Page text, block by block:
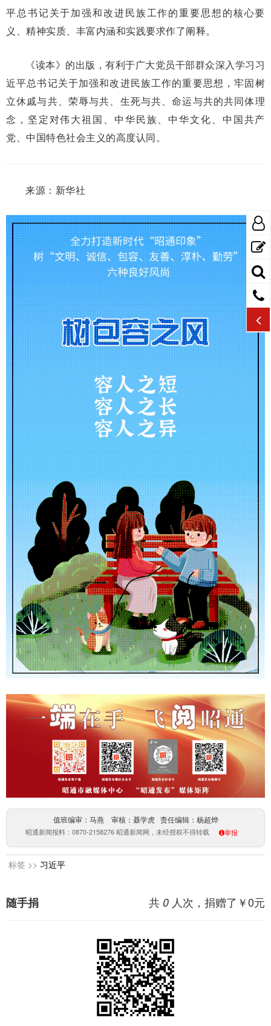
平总书记关于加强和改进民族工作的重要思想的核心要
义、精神实质、丰富内涵和实践要求作了阐释。
《读本》的出版，有利于广大党员干部群众深入学习习
近平总书记关于加强和改进民族工作的重要思想，牢固树
立休戚与共、荣辱与共、生死与共、命运与共的共同体理
念，坚定对伟大祖国、中华民族、中华文化、中国共产
党、中国特色社会主义的高度认同。
来源：新华社
值班编审：马燕 审核：聂学虎 责任编辑：杨超烨
昭通新闻报料：0870-2158276 昭通新闻网，未经授权不得转载 举报
标签 >> 习近平
共 0 人次，捐赠了￥0元
随手捐